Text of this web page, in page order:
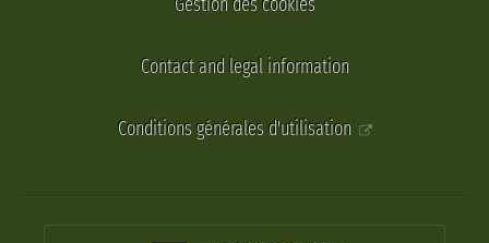
Gestion des cookies
Contact and legal information
Conditions générales d'utilisation